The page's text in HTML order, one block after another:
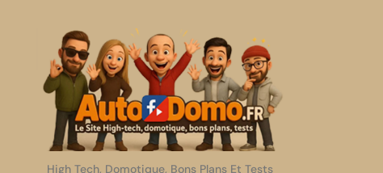
High Tech, Domotique, Bons Plans Et Tests